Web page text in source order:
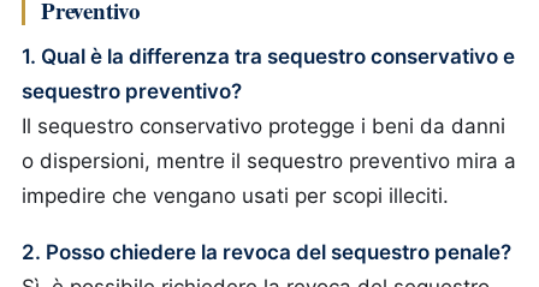
Preventivo
1. Qual è la differenza tra sequestro conservativo e
sequestro preventivo?
Il sequestro conservativo protegge i beni da danni
o dispersioni, mentre il sequestro preventivo mira a
impedire che vengano usati per scopi illeciti.
2. Posso chiedere la revoca del sequestro penale?